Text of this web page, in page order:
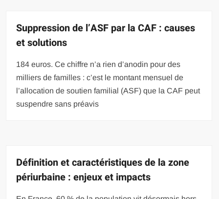
Suppression de l’ASF par la CAF : causes
et solutions
184 euros. Ce chiffre n’a rien d’anodin pour des
milliers de familles : c’est le montant mensuel de
l’allocation de soutien familial (ASF) que la CAF peut
suspendre sans préavis
Définition et caractéristiques de la zone
périurbaine : enjeux et impacts